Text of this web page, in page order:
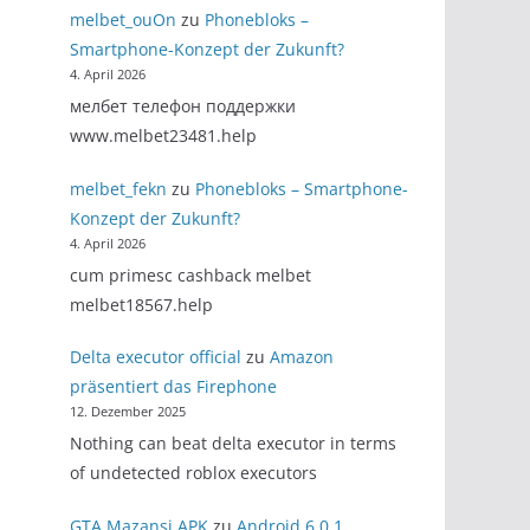
melbet_ouOn zu Phonebloks –
Smartphone-Konzept der Zukunft?
4. April 2026
мелбет телефон поддержки
www.melbet23481.help
melbet_fekn zu Phonebloks – Smartphone-
Konzept der Zukunft?
4. April 2026
cum primesc cashback melbet
melbet18567.help
Delta executor official zu Amazon
präsentiert das Firephone
12. Dezember 2025
Nothing can beat delta executor in terms
of undetected roblox executors